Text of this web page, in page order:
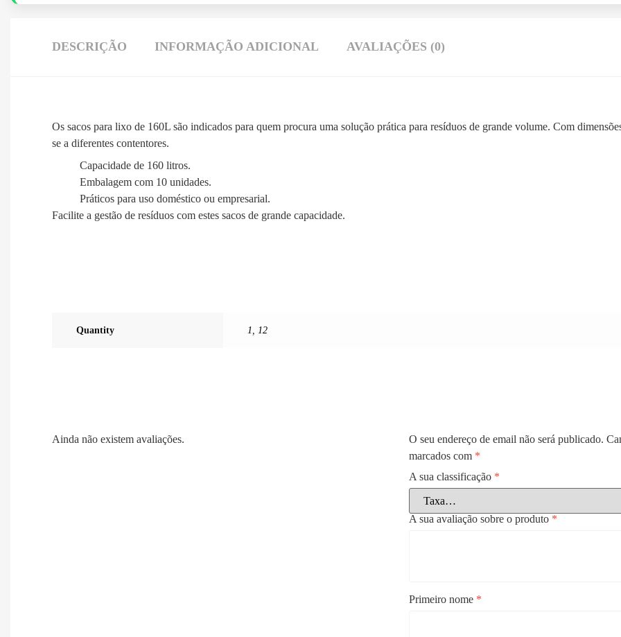
DESCRIÇÃO INFORMAÇÃO ADICIONAL AVALIAÇÕES (0)
Os sacos para lixo de 160L são indicados para quem procura uma solução prática para resíduos de grande volume. Com
se a diferentes contentores.
Capacidade de 160 litros.
Embalagem com 10 unidades.
Práticos para uso doméstico ou empresarial.
Facilite a gestão de resíduos com estes sacos de grande capacidade.
Quantity 1 12
Ainda não existem avaliações. O seu endereço de email não será publicado.
marcados com *
A sua classificação *
A sua avaliação sobre o produto *
Primeiro nome *